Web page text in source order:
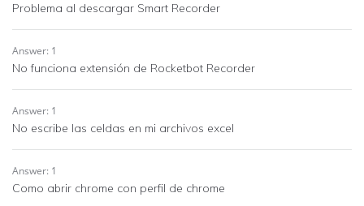
Problema al descargar Smart Recorder
Answer: 1
No funciona extensión de Rocketbot Recorder
Answer: 1
No escribe las celdas en mi archivos excel
Answer: 1
Como abrir chrome con perfil de chrome